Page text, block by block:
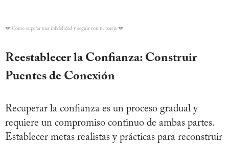
💔 Cómo superar una infidelidad y seguir con tu pareja 💔
Reestablecer la Confianza: Construir
Puentes de Conexión
Recuperar la confianza es un proceso gradual y
requiere un compromiso continuo de ambas partes.
Establecer metas realistas y prácticas para reconstruir